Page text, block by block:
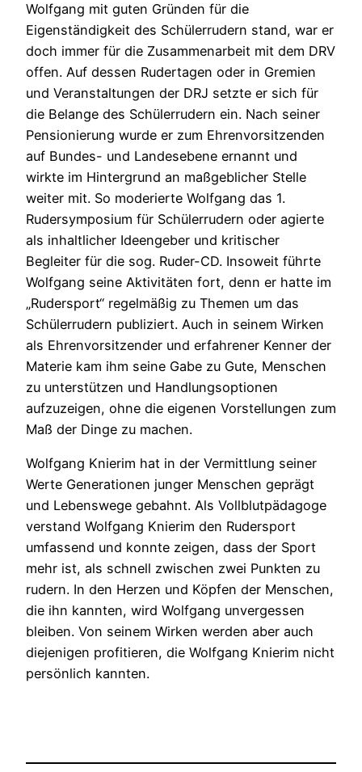
Wolfgang mit guten Gründen für die
Eigenständigkeit des Schülerrudern stand, war er
doch immer für die Zusammenarbeit mit dem DRV
offen. Auf dessen Rudertagen oder in Gremien
und Veranstaltungen der DRJ setzte er sich für
die Belange des Schülerrudern ein. Nach seiner
Pensionierung wurde er zum Ehrenvorsitzenden
auf Bundes- und Landesebene ernannt und
wirkte im Hintergrund an maßgeblicher Stelle
weiter mit. So moderierte Wolfgang das 1.
Rudersymposium für Schülerrudern oder agierte
als inhaltlicher Ideengeber und kritischer
Begleiter für die sog. Ruder-CD. Insoweit führte
Wolfgang seine Aktivitäten fort, denn er hatte im
„Rudersport“ regelmäßig zu Themen um das
Schülerrudern publiziert. Auch in seinem Wirken
als Ehrenvorsitzender und erfahrener Kenner der
Materie kam ihm seine Gabe zu Gute, Menschen
zu unterstützen und Handlungsoptionen
aufzuzeigen, ohne die eigenen Vorstellungen zum
Maß der Dinge zu machen.
Wolfgang Knierim hat in der Vermittlung seiner
Werte Generationen junger Menschen geprägt
und Lebenswege gebahnt. Als Vollblutpädagoge
verstand Wolfgang Knierim den Rudersport
umfassend und konnte zeigen, dass der Sport
mehr ist, als schnell zwischen zwei Punkten zu
rudern. In den Herzen und Köpfen der Menschen,
die ihn kannten, wird Wolfgang unvergessen
bleiben. Von seinem Wirken werden aber auch
diejenigen profitieren, die Wolfgang Knierim nicht
persönlich kannten.